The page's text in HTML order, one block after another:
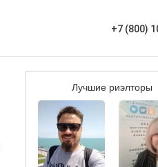
+7 (800)
Лучшие риэлторы